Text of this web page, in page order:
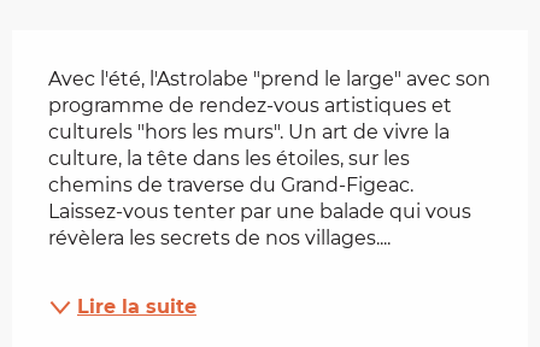
Avec l'été, l'Astrolabe "prend le large" avec son
programme de rendez-vous artistiques et
culturels "hors les murs". Un art de vivre la
culture, la tête dans les étoiles, sur les
chemins de traverse du Grand-Figeac.
Laissez-vous tenter par une balade qui vous
révèlera les secrets de nos villages....
Lire la suite